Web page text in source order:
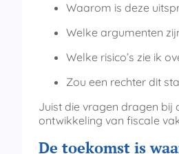
Waarom is deze
Welke argumenten
Welke risico’s zie ik
Zou een rechter dit
Juist die vragen dragen bij
ontwikkeling van fiscale
De toekomst is